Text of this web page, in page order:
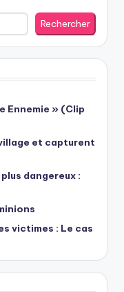
Rechercher
Ennemie » (Clip
et capturent
dangereux :
victimes : Le cas